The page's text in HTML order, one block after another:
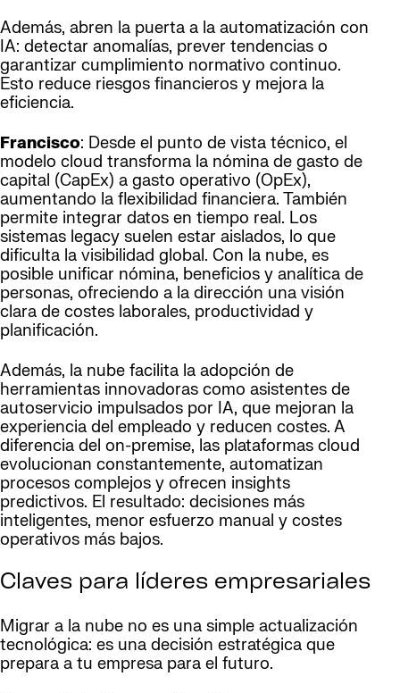
Además, abren la puerta a la automatización con
IA: detectar anomalías, prever tendencias o
garantizar cumplimiento normativo continuo.
Esto reduce riesgos financieros y mejora la
eficiencia.
Francisco: Desde el punto de vista técnico, el
modelo cloud transforma la nómina de gasto de
capital (CapEx) a gasto operativo (OpEx),
aumentando la flexibilidad financiera. También
permite integrar datos en tiempo real. Los
sistemas legacy suelen estar aislados, lo que
dificulta la visibilidad global. Con la nube, es
posible unificar nómina, beneficios y analítica de
personas, ofreciendo a la dirección una visión
clara de costes laborales, productividad y
planificación.
Además, la nube facilita la adopción de
herramientas innovadoras como asistentes de
autoservicio impulsados por IA, que mejoran la
experiencia del empleado y reducen costes. A
diferencia del on-premise, las plataformas cloud
evolucionan constantemente, automatizan
procesos complejos y ofrecen insights
predictivos. El resultado: decisiones más
inteligentes, menor esfuerzo manual y costes
operativos más bajos.
Claves para líderes empresariales
Migrar a la nube no es una simple actualización
tecnológica: es una decisión estratégica que
prepara a tu empresa para el futuro.